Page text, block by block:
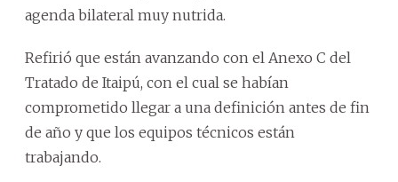
agenda bilateral muy nutrida.
Refirió que están avanzando con el Anexo C del
Tratado de Itaipú, con el cual se habían
comprometido llegar a una definición antes de fin
de año y que los equipos técnicos están
trabajando.